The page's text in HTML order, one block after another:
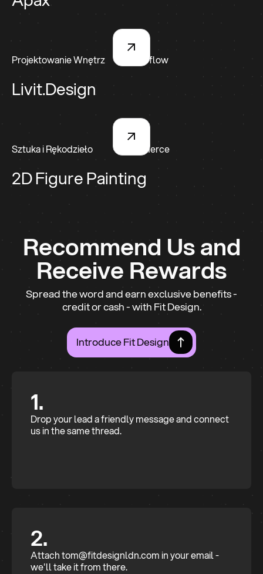
Projektowanie Wnętrz Webflow
Livit.Design
Sztuka i Rękodzieło eCommerce
2D Figure Painting
Recommend Us and
Receive Rewards
Spread the word and earn exclusive benefits -
credit or cash - with Fit Design.
Introduce Fit Design
1.
Drop your lead a friendly message and connect
us in the same thread.
2.
Attach tom@fitdesignldn.com in your email -
we'll take it from there.